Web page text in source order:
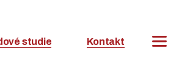
studie Kontakt